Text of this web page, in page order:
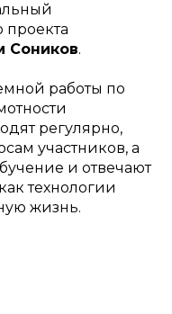
проекта
Соников.
работы по
регулярно,
участников, а
и отвечают
технологии
жизнь.